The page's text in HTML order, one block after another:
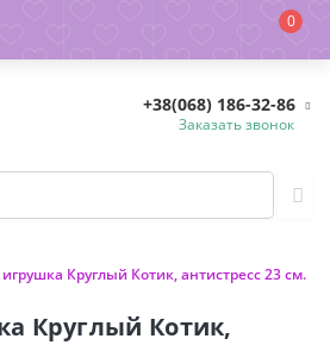
0
+38(068) 186-32-86
Заказать звонок
Круглый Котик, антистресс 23 см.
Круглый Котик,